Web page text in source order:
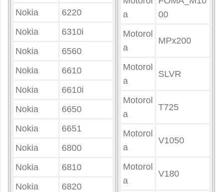
Nokia
6220
Nokia
6310i
Nokia
6560
Nokia
6610
Nokia
6610i
Nokia
6650
Nokia
6651
Nokia
6800
Nokia
6810
Nokia
6820
a
00
Motorol
a
MPx200
Motorol
a
SLVR
Motorol
a
T725
Motorol
a
V1050
Motorol
a
V180